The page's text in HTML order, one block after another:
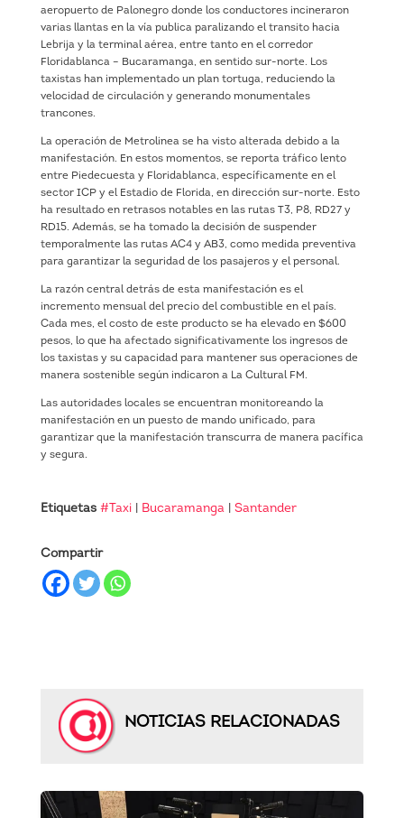
aeropuerto de Palonegro donde los conductores incineraron
varias llantas en la vía publica paralizando el transito hacia
Lebrija y la terminal aérea, entre tanto en el corredor
Floridablanca – Bucaramanga, en sentido sur-norte. Los
taxistas han implementado un plan tortuga, reduciendo la
velocidad de circulación y generando monumentales
trancones.
La operación de Metrolinea se ha visto alterada debido a la
manifestación. En estos momentos, se reporta tráfico lento
entre Piedecuesta y Floridablanca, específicamente en el
sector ICP y el Estadio de Florida, en dirección sur-norte. Esto
ha resultado en retrasos notables en las rutas T3, P8, RD27 y
RD15. Además, se ha tomado la decisión de suspender
temporalmente las rutas AC4 y AB3, como medida preventiva
para garantizar la seguridad de los pasajeros y el personal.
La razón central detrás de esta manifestación es el
incremento mensual del precio del combustible en el país.
Cada mes, el costo de este producto se ha elevado en $600
pesos, lo que ha afectado significativamente los ingresos de
los taxistas y su capacidad para mantener sus operaciones de
manera sostenible según indicaron a La Cultural FM.
Las autoridades locales se encuentran monitoreando la
manifestación en un puesto de mando unificado, para
garantizar que la manifestación transcurra de manera pacífica
y segura.
Etiquetas #Taxi| Bucaramanga| Santander
Compartir
NOTICIAS RELACIONADAS